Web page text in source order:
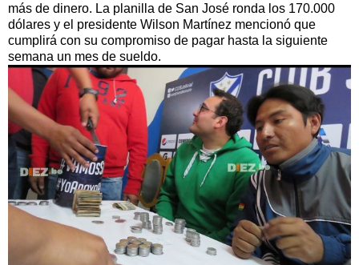
más de dinero. La planilla de San José ronda los 170.000
dólares y el presidente Wilson Martínez mencionó que
cumplirá con su compromiso de pagar hasta la siguiente
semana un mes de sueldo.